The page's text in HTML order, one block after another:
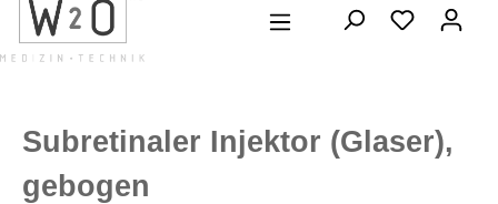
springen
Subretinaler Injektor (Glaser),
gebogen